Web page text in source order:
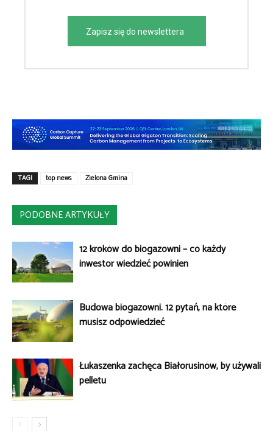
Zapisz się do newslettera
TAGI top news Zielona Gmina
PODOBNE ARTYKUŁY
12 kroków do biogazowni – co każdy
inwestor wiedzieć powinien
Budowa biogazowni. 12 pytań, na które
musisz odpowiedzieć
Łukaszenka zachęca Białorusinów, by używali
pelletu